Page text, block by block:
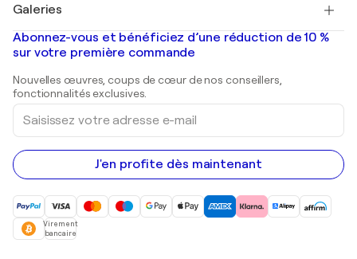
Banksy
Mr. Brainwash
Shepard Fairey
Tableaux abstraits à vendre
Peintures de paysage
Estampes
Peintures acryliques
Galeries
Galeries d'art en France
Galeries d'art en Belgique
Abonnez-vous et bénéficiez d’une réduction de 10 %
sur votre première commande
Nouvelles œuvres, coups de cœur de nos conseillers,
fonctionnalités exclusives.
Saisissez
votre
adresse
e-
mail
J'en profite dès maintenant
Virement
bancaire